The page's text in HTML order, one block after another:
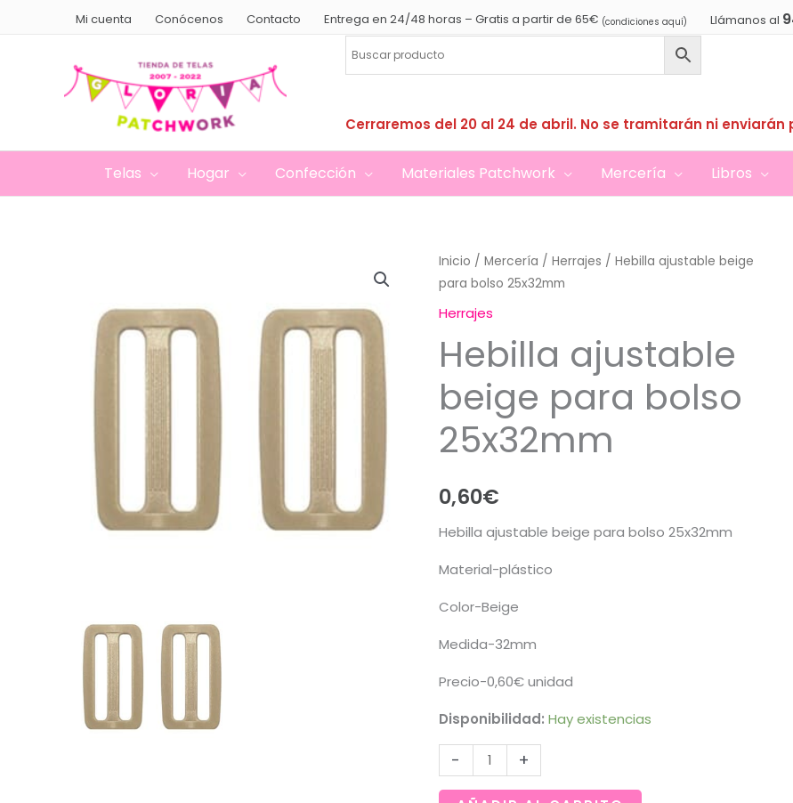
Mi cuenta Conócenos Contacto Entrega en 24/48 horas – Gratis a partir de 65€ (condiciones aquí) Llámanos al
Cerraremos del 20 al 24 de abril. No se tramitarán ni enviarán
Telas Hogar Confección Materiales Patchwork Mercería Libros
Inicio / Mercería / Herrajes / Hebilla ajustable beige
para bolso 25x32mm
Herrajes
Hebilla ajustable
beige para bolso
25x32mm
0,60€
Hebilla ajustable beige para bolso 25x32mm
Material-plástico
Color-Beige
Medida-32mm
Precio-0,60€ unidad
Disponibilidad: Hay existencias
-
Hebilla
ajustable
+